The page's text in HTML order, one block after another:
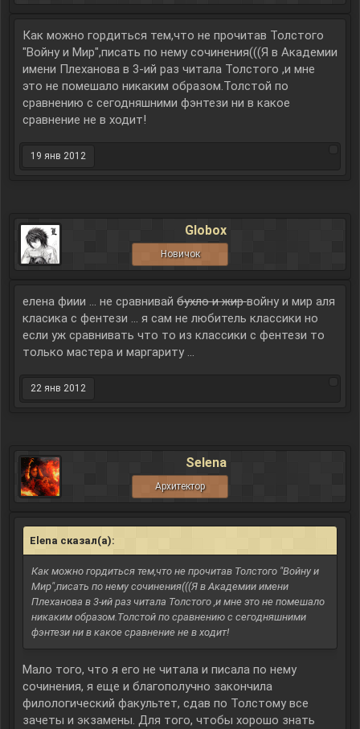
Как можно гордиться тем,что не прочитав Толстого
"Войну и Мир",писать по нему сочинения(((Я в Академии
имени Плеханова в 3-ий раз читала Толстого ,и мне
это не помешало никаким образом.Толстой по
сравнению с сегодняшними фэнтези ни в какое
сравнение не в ходит!
19 янв 2012
Globox
Новичок
елена фиии ... не сравнивай бухло и жирвойну и мир аля
класика с фентези ... я сам не любитель классики но
если уж сравнивать что то из классики с фентези то
только мастера и маргариту ...
22 янв 2012
Selena
Архитектор
Elena сказал(а):
Как можно гордиться тем,что не прочитав Толстого "Войну и
Мир",писать по нему сочинения(((Я в Академии имени
Плеханова в 3-ий раз читала Толстого ,и мне это не помешало
никаким образом.Толстой по сравнению с сегодняшними
фэнтези ни в какое сравнение не в ходит!
Мало того, что я его не читала и писала по нему
сочинения, я еще и благополучно закончила
филологический факультет, сдав по Толстому все
зачеты и экзамены. Для того, чтобы хорошо знать